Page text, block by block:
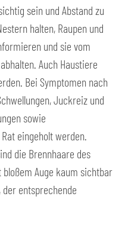
sein und Abstand zu
halten, Raupen und
und sie vom
Auch Haustiere
Bei Symptomen nach
Juckreiz und
sowie
eingeholt werden.
die Brennhaare des
Auge kaum sichtbar
entsprechende